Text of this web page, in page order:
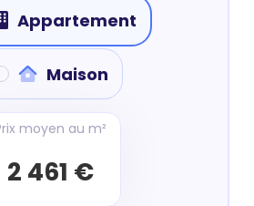
Appartement
Maison
moyen au m²
2 461 €